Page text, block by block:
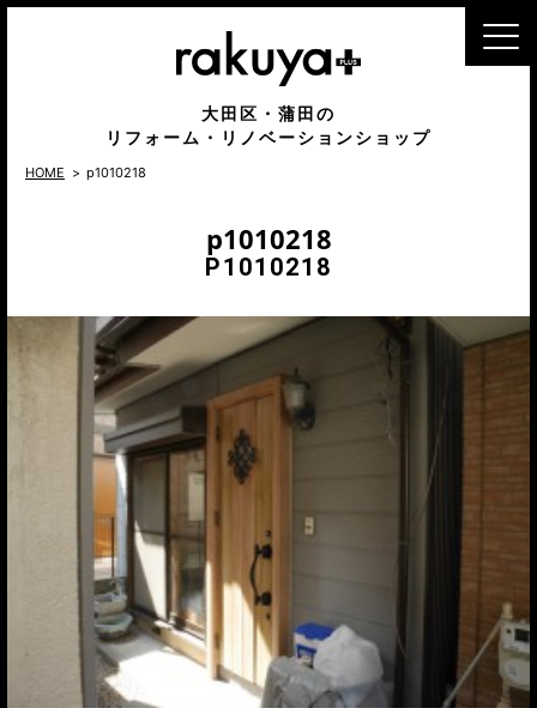
大田区・蒲田の
リフォーム・リノベーションショップ
MENU
HOME p1010218
p1010218
P1010218